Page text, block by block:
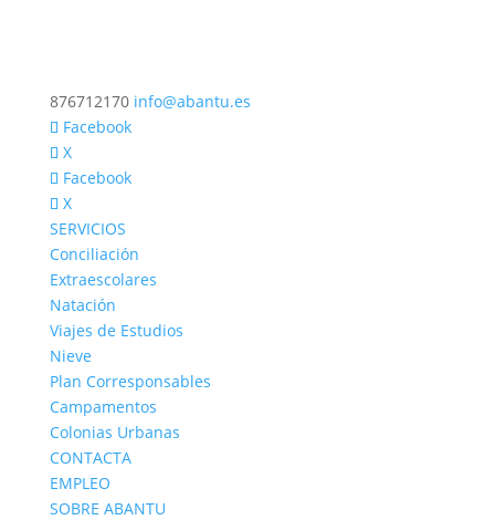
876712170 info@abantu.es
Facebook
X
Facebook
X
SERVICIOS
Conciliación
Extraescolares
Natación
Viajes de Estudios
Nieve
Plan Corresponsables
Campamentos
Colonias Urbanas
CONTACTA
EMPLEO
SOBRE ABANTU